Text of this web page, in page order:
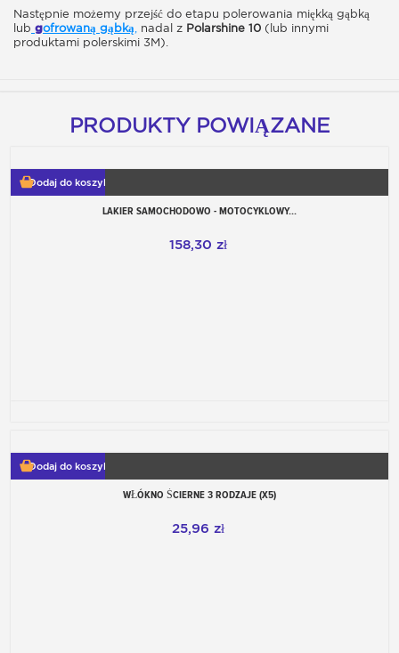
Następnie możemy przejść do etapu polerowania miękką gąbką
lub gofrowaną gąbką, nadal z Polarshine 10 (lub innymi
produktami polerskimi 3M).
PRODUKTY POWIĄZANE
Dodaj do koszyka
LAKIER SAMOCHODOWO - MOTOCYKLOWY...
158,30 zł
Dodaj do koszyka
WŁÓKNO ŚCIERNE 3 RODZAJE (X5)
25,96 zł